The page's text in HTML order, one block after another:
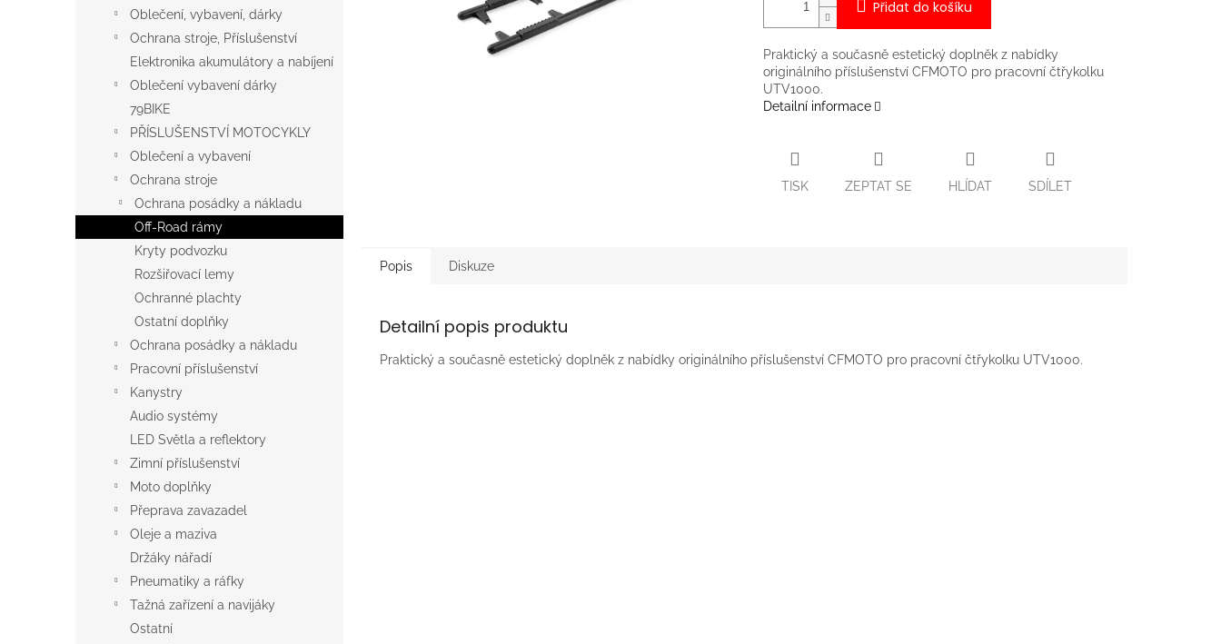
Oblečení, vybavení, dárky
Ochrana stroje, Příslušenství
Elektronika akumulátory a nabíjení
Oblečení vybavení dárky
79BIKE
PŘÍSLUŠENSTVÍ MOTOCYKLY
Oblečení a vybavení
Ochrana stroje
Ochrana posádky a nákladu
Off-Road rámy
Kryty podvozku
Rozšiřovací lemy
Ochranné plachty
Ostatní doplňky
Ochrana posádky a nákladu
Pracovní příslušenství
Kanystry
Audio systémy
LED Světla a reflektory
Zimní příslušenství
Moto doplňky
Přeprava zavazadel
Oleje a maziva
Držáky nářadí
Pneumatiky a ráfky
Tažná zařízení a navijáky
Ostatní
Přidat do košíku
Praktický a současně estetický doplněk z nabídky
originálního příslušenství CFMOTO pro pracovní čtřykolku
UTV1000.
Detailní informace
TISK ZEPTAT SE HLÍDAT SDÍLET
Popis Diskuze
Detailní popis produktu
Praktický a současně estetický doplněk z nabídky originálního příslušenství CFMOTO pro pracovní čtřykolku UTV1000.